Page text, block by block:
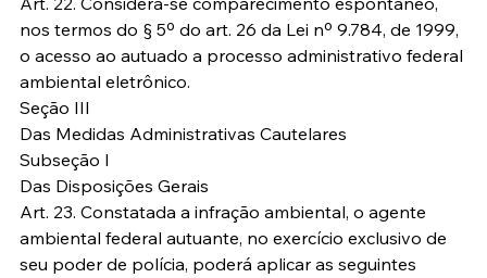
nos termos do § 5º do art. 26 da Lei nº 9.784, de 1999,
o acesso ao autuado a processo administrativo federal
ambiental eletrônico.
Seção III
Das Medidas Administrativas Cautelares
Subseção I
Das Disposições Gerais
Art. 23. Constatada a infração ambiental, o agente
ambiental federal autuante, no exercício exclusivo de
seu poder de polícia, poderá aplicar as seguintes